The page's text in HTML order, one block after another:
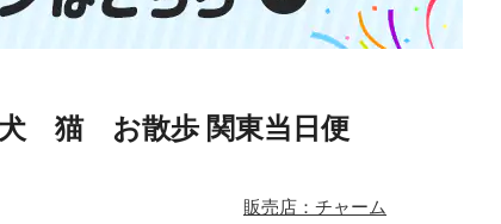
猫 お散歩 関東当日便
販売店：チャーム